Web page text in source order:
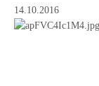
14.10.2016